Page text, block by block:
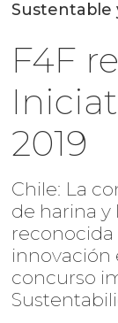
Sustentable
F4F
2019
Chile: La
de harina y
reconocida
innovación
concurso